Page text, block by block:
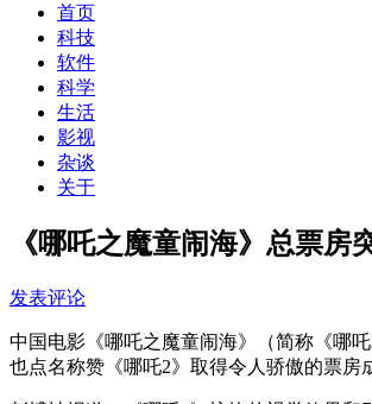
首页
科技
软件
科学
生活
影视
杂谈
关于
《哪吒之魔童闹海》总票房
发表评论
中国电影《哪吒之魔童闹海》（简称《哪
也点名称赞《哪吒2》取得令人骄傲的票房